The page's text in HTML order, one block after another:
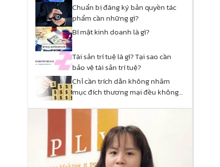
Chuẩn bị đăng ký bản quyền tác
phẩm cần những gì?
Bí mật kinh doanh là gì?
Tài sản trí tuệ là gì? Tại sao cần
bảo vệ tài sản trí tuệ?
Chỉ cần trích dẫn không nhằm
mục đích thương mại đều không